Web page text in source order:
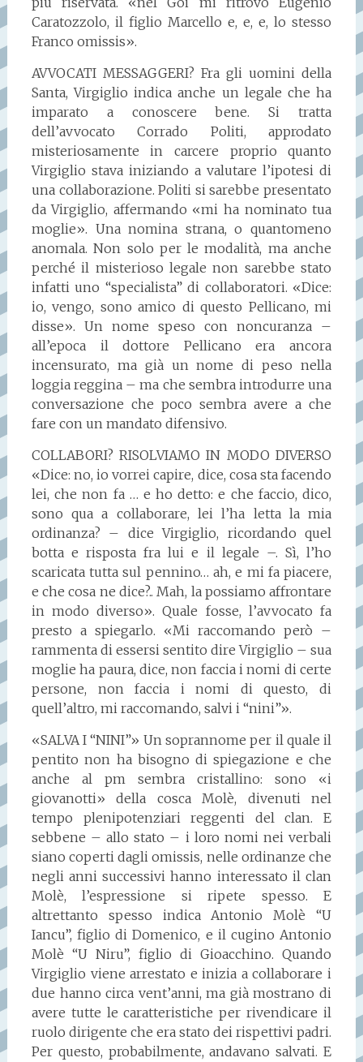
Caratozzolo, il figlio Marcello e, e, e, lo stesso
Franco omissis».
AVVOCATI MESSAGGERI? Fra gli uomini della
Santa, Virgiglio indica anche un legale che ha
imparato a conoscere bene. Si tratta
dell’avvocato Corrado Politi, approdato
misteriosamente in carcere proprio quanto
Virgiglio stava iniziando a valutare l’ipotesi di
una collaborazione. Politi si sarebbe presentato
da Virgiglio, affermando «mi ha nominato tua
moglie». Una nomina strana, o quantomeno
anomala. Non solo per le modalità, ma anche
perché il misterioso legale non sarebbe stato
infatti uno “specialista” di collaboratori. «Dice:
io, vengo, sono amico di questo Pellicano, mi
disse». Un nome speso con noncuranza –
all’epoca il dottore Pellicano era ancora
incensurato, ma già un nome di peso nella
loggia reggina – ma che sembra introdurre una
conversazione che poco sembra avere a che
fare con un mandato difensivo.
COLLABORI? RISOLVIAMO IN MODO DIVERSO
«Dice: no, io vorrei capire, dice, cosa sta facendo
lei, che non fa … e ho detto: e che faccio, dico,
sono qua a collaborare, lei l’ha letta la mia
ordinanza? – dice Virgiglio, ricordando quel
botta e risposta fra lui e il legale –. Sì, l’ho
scaricata tutta sul pennino… ah, e mi fa piacere,
e che cosa ne dice?.. Mah, la possiamo affrontare
in modo diverso». Quale fosse, l’avvocato fa
presto a spiegarlo. «Mi raccomando però –
rammenta di essersi sentito dire Virgiglio – sua
moglie ha paura, dice, non faccia i nomi di certe
persone, non faccia i nomi di questo, di
quell’altro, mi raccomando, salvi i “nini”».
«SALVA I “NINI”» Un soprannome per il quale il
pentito non ha bisogno di spiegazione e che
anche al pm sembra cristallino: sono «i
giovanotti» della cosca Molè, divenuti nel
tempo plenipotenziari reggenti del clan. E
sebbene – allo stato – i loro nomi nei verbali
siano coperti dagli omissis, nelle ordinanze che
negli anni successivi hanno interessato il clan
Molè, l’espressione si ripete spesso. E
altrettanto spesso indica Antonio Molè “U
Iancu”, figlio di Domenico, e il cugino Antonio
Molè “U Niru”, figlio di Gioacchino. Quando
Virgiglio viene arrestato e inizia a collaborare i
due hanno circa vent’anni, ma già mostrano di
avere tutte le caratteristiche per rivendicare il
ruolo dirigente che era stato dei rispettivi padri.
Per questo, probabilmente, andavano salvati. E